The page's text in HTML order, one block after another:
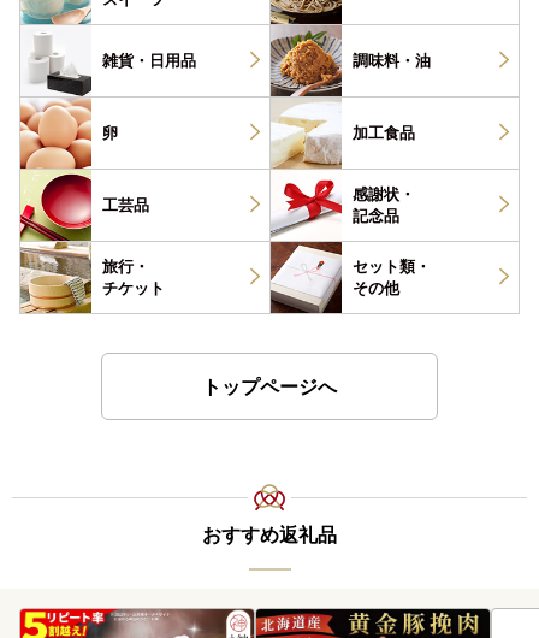
雑貨・ 日用品 調味料・ 油
卵 加工食品
工芸品
感謝状・
記念品
旅行・
チケット
セット類・
その他
トップページへ
おすすめ返礼品